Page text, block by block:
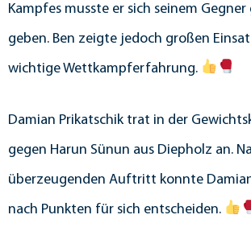
Kampfes musste er sich seinem Gegner
geben. Ben zeigte jedoch großen
wichtige Wettkampferfahrung.
Damian Prikatschik trat in der
gegen Harun Sünun aus Diepholz an.
überzeugenden Auftritt konnte
nach Punkten für sich entscheiden.